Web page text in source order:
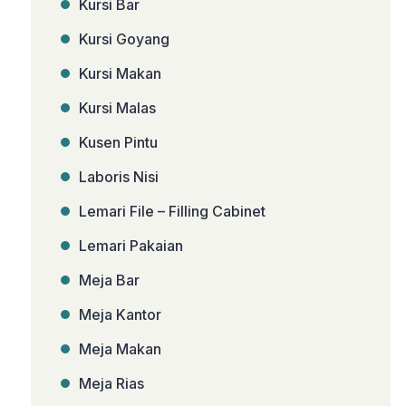
Kursi Bar
Kursi Goyang
Kursi Makan
Kursi Malas
Kusen Pintu
Laboris Nisi
Lemari File – Filling Cabinet
Lemari Pakaian
Meja Bar
Meja Kantor
Meja Makan
Meja Rias